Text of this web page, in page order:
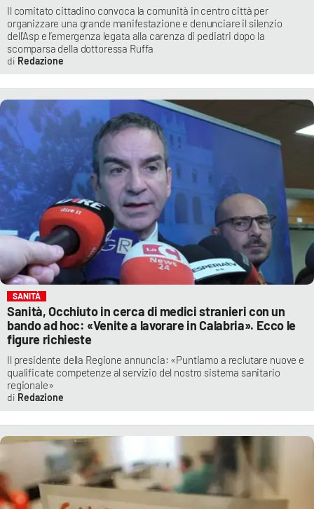
Il comitato cittadino convoca la comunità in centro città per
organizzare una grande manifestazione e denunciare il silenzio
dell’Asp e l’emergenza legata alla carenza di pediatri dopo la
scomparsa della dottoressa Ruffa
Redazione
SANITÀ
Sanità, Occhiuto in cerca di medici stranieri con un
bando ad hoc: «Venite a lavorare in Calabria». Ecco le
figure richieste
Il presidente della Regione annuncia: «Puntiamo a reclutare nuove e
qualificate competenze al servizio del nostro sistema sanitario
regionale»
Redazione